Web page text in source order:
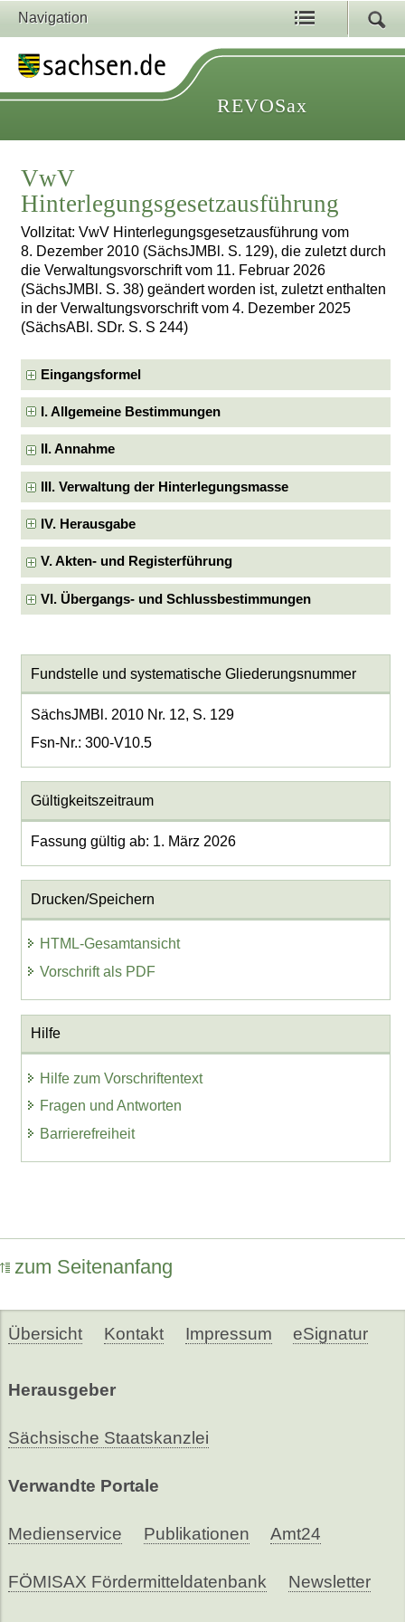
Navigation
REVOSax
VwV
Hinterlegungsgesetzausführung
Vollzitat: VwV Hinterlegungsgesetzausführung vom
8. Dezember 2010 (SächsJMBl. S. 129), die zuletzt durch
die Verwaltungsvorschrift vom 11. Februar 2026
(SächsJMBl. S. 38) geändert worden ist, zuletzt enthalten
in der Verwaltungsvorschrift vom 4. Dezember 2025
(SächsABl. SDr. S. S 244)
Eingangsformel
I. Allgemeine Bestimmungen
II. Annahme
III. Verwaltung der Hinterlegungsmasse
IV. Herausgabe
V. Akten- und Registerführung
VI. Übergangs- und Schlussbestimmungen
Fundstelle und systematische Gliederungsnummer
SächsJMBl. 2010 Nr. 12, S. 129
Fsn-Nr.: 300-V10.5
Gültigkeitszeitraum
Fassung gültig ab: 1. März 2026
Drucken/Speichern
HTML-Gesamtansicht
Vorschrift als PDF
Hilfe
Hilfe zum Vorschriftentext
Fragen und Antworten
Barrierefreiheit
zum Seitenanfang
Übersicht Kontakt Impressum eSignatur
Herausgeber
Sächsische Staatskanzlei
Verwandte Portale
Medienservice Publikationen Amt24
FÖMISAX Fördermitteldatenbank Newsletter